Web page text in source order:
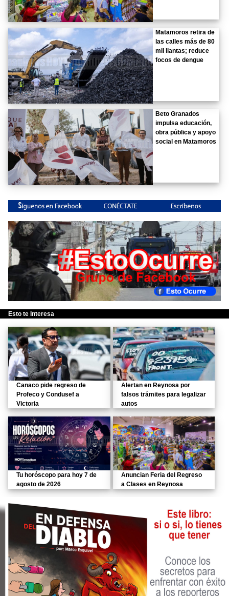
Matamoros retira de
las calles más de 80
mil llantas; reduce
focos de dengue
Beto Granados
impulsa educación,
obra pública y apoyo
social en Matamoros
Esto te Interesa
Canaco pide regreso de
Profeco y Condusef a
Victoria
Alertan en Reynosa por
falsos trámites para legalizar
autos
Tu horóscopo para hoy 7 de
agosto de 2026
Anuncian Feria del Regreso
a Clases en Reynosa